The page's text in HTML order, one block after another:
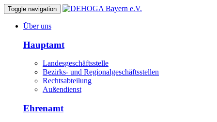
Toggle navigation
Über uns
Hauptamt
Landesgeschäftsstelle
Bezirks- und Regionalgeschäftsstellen
Rechtsabteilung
Außendienst
Ehrenamt